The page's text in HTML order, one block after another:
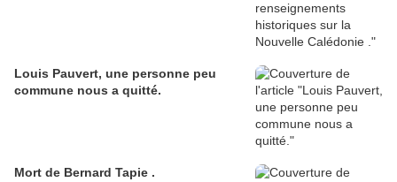
Louis Pauvert, une personne peu
commune nous a quitté.
Mort de Bernard Tapie .